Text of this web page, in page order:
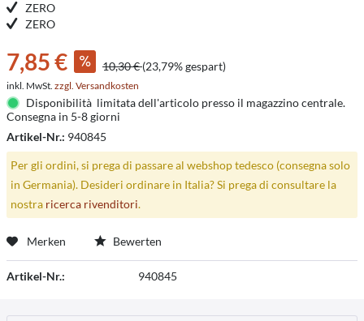
ZERO
ZERO
7,85 € 10,30 €(23,79% gespart)
inkl. MwSt. zzgl. Versandkosten
Disponibilità limitata dell'articolo presso il magazzino centrale.
Consegna in 5-8 giorni
Artikel-Nr.: 940845
Per gli ordini, si prega di passare al webshop tedesco (consegna solo
in Germania). Desideri ordinare in Italia? Si prega di consultare la
nostra ricerca rivenditori.
Merken Bewerten
Artikel-Nr.: 940845